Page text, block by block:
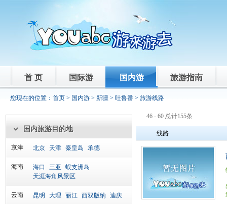
首 页 国际游 国内游 旅游指南
您现在的位置： 首页 > 国内游 > 新疆 > 吐鲁番 > 旅游线路
国内旅游目的地
京津 北京 天津 秦皇岛 承德
海南 海口 三亚
蜈支洲岛
天涯海角风景区
云南 昆明 大理 丽江 西双版纳 迪庆
46 - 60 总计155条
线路